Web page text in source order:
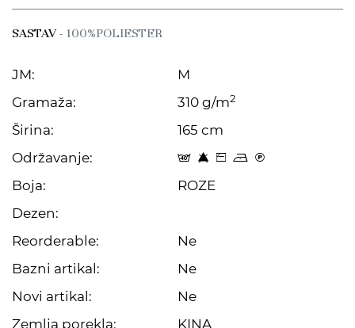
SASTAV- 100%POLIESTER
JM:
M
Gramaža:
310 g/m2
Širina:
165 cm
Održavanje:
t 8 Z o C
Boja:
ROZE
Dezen:
Reorderable:
Ne
Bazni artikal:
Ne
Novi artikal:
Ne
Zemlja porekla:
KINA